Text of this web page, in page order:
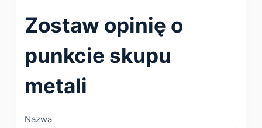
Zostaw opinię o
punkcie skupu
metali
Nazwa